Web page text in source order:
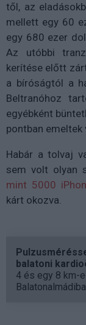
től, az
mellett egy 60
egy 680 ezer
Az utóbbi
kerítése előtt
a bíróságtól a
Beltranóhoz
egyébként
pontban emeltek
Habár a tolvaj
sem volt olyan
mint 5000
kárt okozva.
balatoni
4 és egy 8 km-